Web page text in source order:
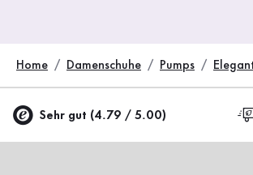
Home Damenschuhe Pumps
Sehr gut (4.79 / 5.00)